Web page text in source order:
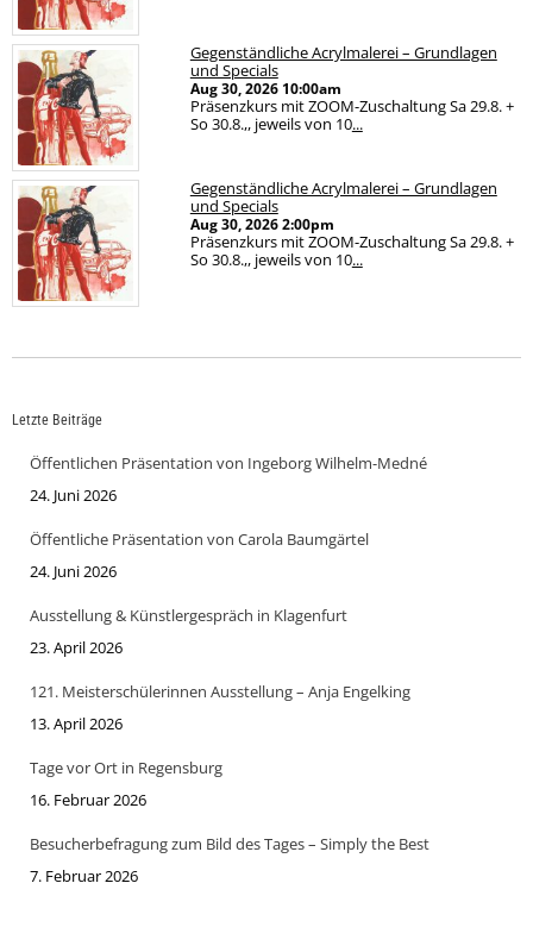
Gegenständliche Acrylmalerei – Grundlagen
und Specials
Aug 30, 2026 10:00am
Präsenzkurs mit ZOOM-Zuschaltung Sa 29.8. +
So 30.8.,, jeweils von 10...
Gegenständliche Acrylmalerei – Grundlagen
und Specials
Aug 30, 20262:00pm
Präsenzkurs mit ZOOM-Zuschaltung Sa 29.8. +
So 30.8.,, jeweils von 10...
Letzte Beiträge
Öffentlichen Präsentation von Ingeborg Wilhelm-Medné
24. Juni 2026
Öffentliche Präsentation von Carola Baumgärtel
24. Juni 2026
Ausstellung & Künstlergespräch in Klagenfurt
23. April 2026
121. Meisterschülerinnen Ausstellung – Anja Engelking
13. April 2026
Tage vor Ort in Regensburg
16. Februar 2026
Besucherbefragung zum Bild des Tages – Simply the Best
7. Februar 2026